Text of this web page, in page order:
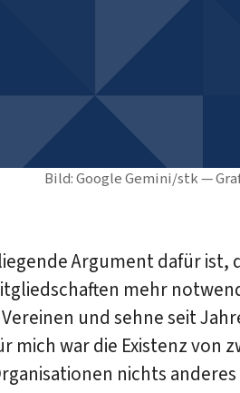
Bild: Google Gemini/stk —
Argument dafür
mehr
und sehne seit
mich war die Existenz von
nichts